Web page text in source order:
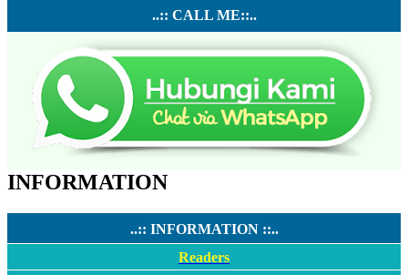
..:: CALL ME::..
INFORMATION
..:: INFORMATION ::..
Readers